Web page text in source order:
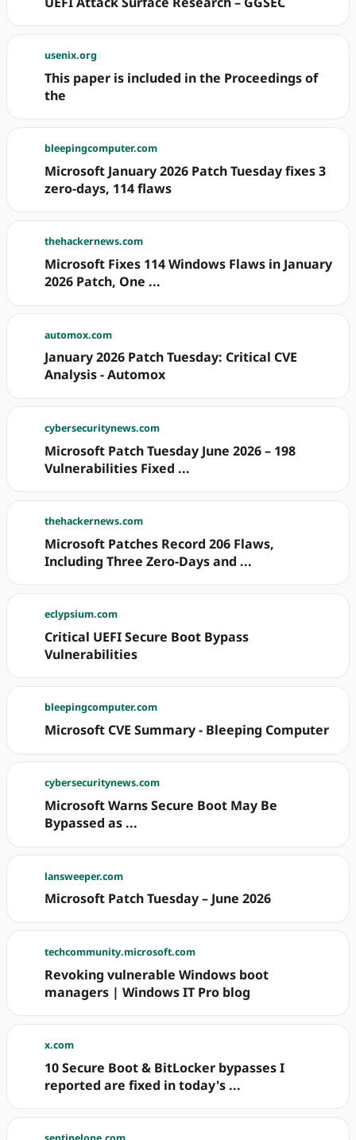
usenix.org
This paper is included in the Proceedings of
the
bleepingcomputer.com
Microsoft January 2026 Patch Tuesday fixes 3
zero-days, 114 flaws
thehackernews.com
Microsoft Fixes 114 Windows Flaws in January
2026 Patch, One ...
automox.com
January 2026 Patch Tuesday: Critical CVE
Analysis - Automox
cybersecuritynews.com
Microsoft Patch Tuesday June 2026 – 198
Vulnerabilities Fixed ...
thehackernews.com
Microsoft Patches Record 206 Flaws,
Including Three Zero-Days and ...
eclypsium.com
Critical UEFI Secure Boot Bypass
Vulnerabilities
bleepingcomputer.com
Microsoft CVE Summary - Bleeping Computer
cybersecuritynews.com
Microsoft Warns Secure Boot May Be
Bypassed as ...
lansweeper.com
Microsoft Patch Tuesday – June 2026
techcommunity.microsoft.com
Revoking vulnerable Windows boot
managers | Windows IT Pro blog
x.com
10 Secure Boot & BitLocker bypasses I
reported are fixed in today's ...